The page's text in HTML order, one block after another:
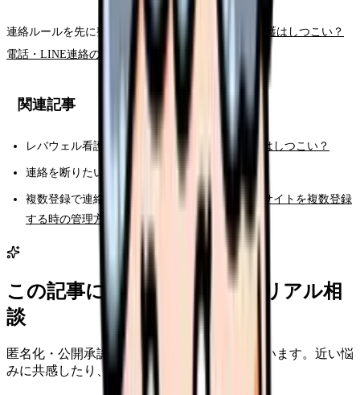
連絡ルールを先に整理したい場合は、
レバウェル看護はしつこい？
電話・LINE連絡の実態と対処法
で確認できます。
関連記事
レバウェル看護の電話が不安： レバウェル看護はしつこい？
連絡を断りたい： 看護師転職サイトの断り方
複数登録で連絡が増えるのが不安： 看護師転職サイトを複数登録
する時の管理方法
この記事に近い看護師さんのリアル相
談
匿名化・公開承認済みの本音だけを表示しています。近い悩
みに共感したり、自分の状況を投稿できます。